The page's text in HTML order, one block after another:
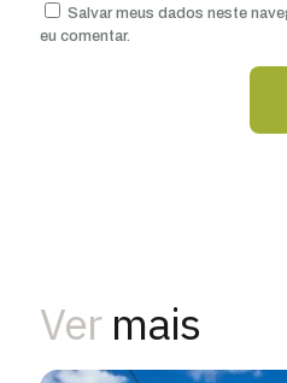
Salvar meus dados neste
eu comentar.
Ver mais